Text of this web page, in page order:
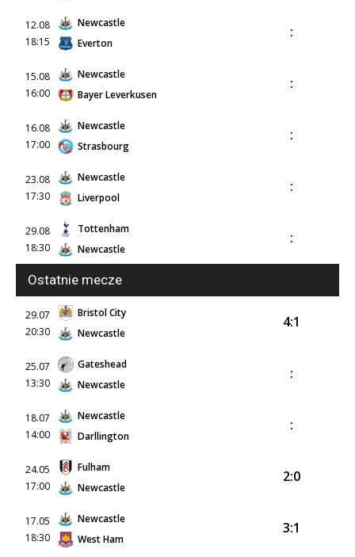
12.08
18:15
Newcastle
Everton
:
15.08
16:00
Newcastle
Bayer Leverkusen
:
16.08
17:00
Newcastle
Strasbourg
:
23.08
17:30
Newcastle
Liverpool
:
29.08
18:30
Tottenham
Newcastle
:
Ostatnie mecze
29.07
20:30
Bristol City
Newcastle
4:1
25.07
13:30
Gateshead
Newcastle
:
18.07
14:00
Newcastle
Darllington
:
24.05
17:00
Fulham
Newcastle
2:0
17.05
18:30
Newcastle
West Ham
3:1